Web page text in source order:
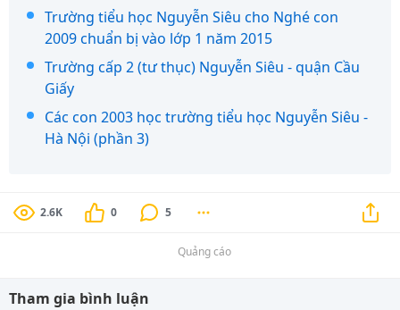
Trường tiểu học Nguyễn Siêu cho Nghé con
2009 chuẩn bị vào lớp 1 năm 2015
Trường cấp 2 (tư thục) Nguyễn Siêu - quận Cầu
Giấy
Các con 2003 học trường tiểu học Nguyễn Siêu -
Hà Nội (phần 3)
2.6K 0 5
Quảng cáo
Tham gia bình luận